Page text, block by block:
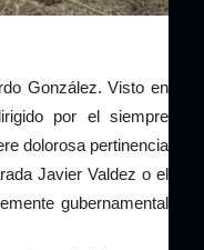
González. Visto en
por el siempre
dolorosa pertinencia
Javier Valdez o el
gubernamental